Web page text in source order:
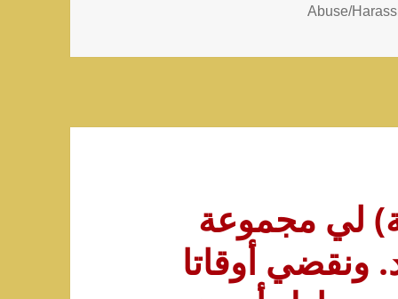
Abuse/
عمري 16 سنة) لي مجموعة
ونقضي أوقاتا